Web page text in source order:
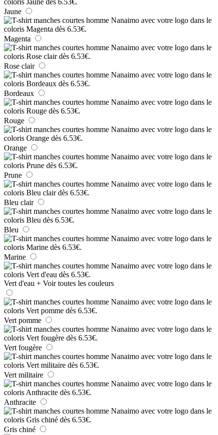
Jaune
Magenta
Rose clair
Bordeaux
Rouge
Orange
Prune
Bleu clair
Bleu
Marine
Vert d'eau + Voir toutes les couleurs
Vert pomme
Vert fougère
Vert militaire
Anthracite
Gris chiné